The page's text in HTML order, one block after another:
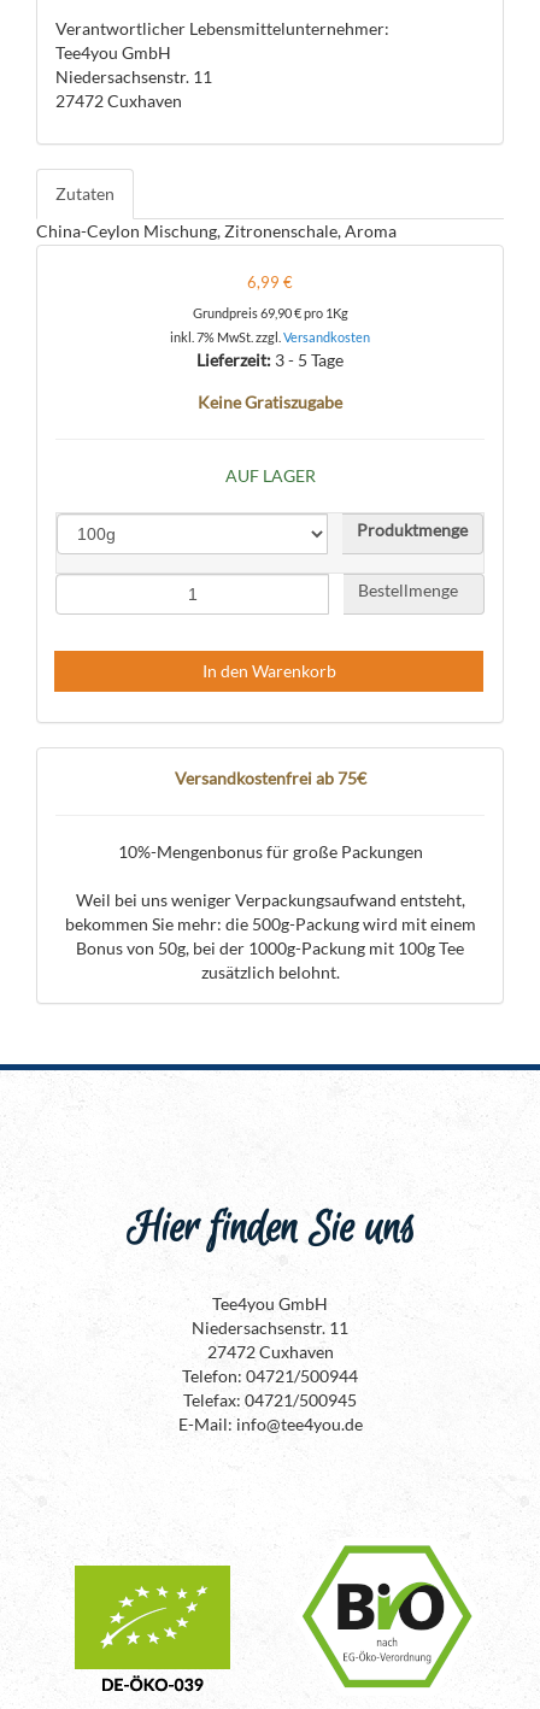
Verantwortlicher Lebensmittelunternehmer:
Tee4you GmbH
Niedersachsenstr. 11
27472 Cuxhaven
Zutaten
China-Ceylon Mischung, Zitronenschale, Aroma
6,99 €
Grundpreis69,90 €pro 1Kg
inkl. 7% MwSt. zzgl. Versandkosten
Lieferzeit: 3 - 5 Tage
Keine Gratiszugabe
AUF LAGER
Produktmenge
Bestellmenge
In den Warenkorb
Versandkostenfrei ab 75€
10%-Mengenbonus für große Packungen
Weil bei uns weniger Verpackungsaufwand entsteht,
bekommen Sie mehr: die 500g-Packung wird mit einem
Bonus von 50g, bei der 1000g-Packung mit 100g Tee
zusätzlich belohnt.
Hier finden Sie uns
Tee4you GmbH
Niedersachsenstr. 11
27472 Cuxhaven
Telefon: 04721/500944
Telefax: 04721/500945
E-Mail: info@tee4you.de